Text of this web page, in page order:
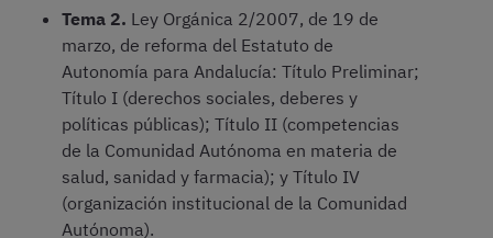
Tema 2. Ley Orgánica 2/2007, de 19 de
marzo, de reforma del Estatuto de
Autonomía para Andalucía: Título Preliminar;
Título I (derechos sociales, deberes y
políticas públicas); Título II (competencias
de la Comunidad Autónoma en materia de
salud, sanidad y farmacia); y Título IV
(organización institucional de la Comunidad
Autónoma).